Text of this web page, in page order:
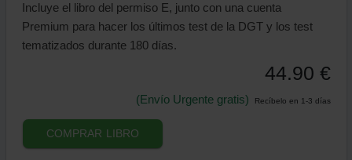
Incluye el libro del permiso E, junto con una cuenta
Premium para hacer los últimos test de la DGT y los test
tematizados durante 180 días.
44.90 €
(Envío Urgente gratis) Recíbelo en 1-3 días
COMPRAR LIBRO